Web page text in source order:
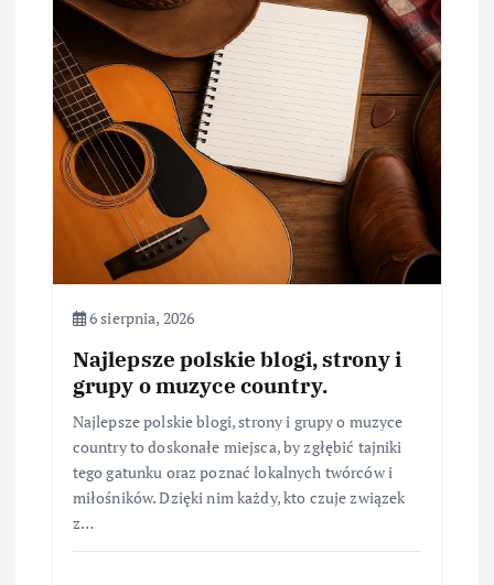
6 sierpnia, 2026
Najlepsze polskie blogi, strony i
grupy o muzyce country.
Najlepsze polskie blogi, strony i grupy o muzyce
country to doskonałe miejsca, by zgłębić tajniki
tego gatunku oraz poznać lokalnych twórców i
miłośników. Dzięki nim każdy, kto czuje związek
z…